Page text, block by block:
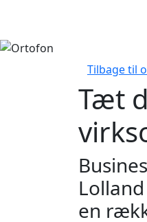
Tilbage til
Tæt
en